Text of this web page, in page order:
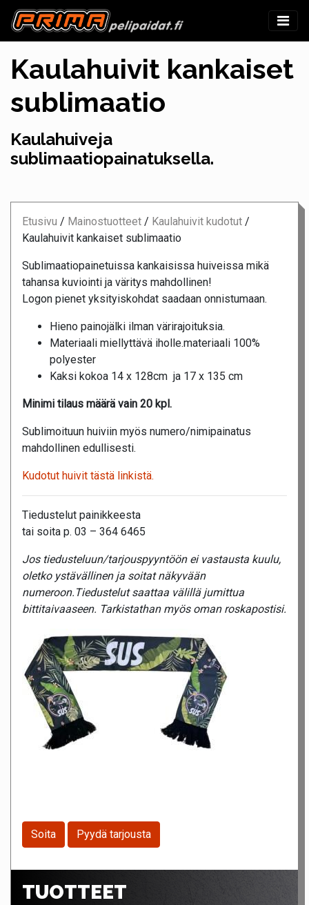
Kaulahuivit kankaiset
sublimaatio
Kaulahuiveja
sublimaatiopainatuksella.
Etusivu / Mainostuotteet / Kaulahuivit kudotut /
Kaulahuivit kankaiset sublimaatio
Sublimaatiopainetuissa kankaisissa huiveissa mikä
tahansa kuviointi ja väritys mahdollinen!
Logon pienet yksityiskohdat saadaan onnistumaan.
Hieno painojälki ilman värirajoituksia.
Materiaali miellyttävä iholle.materiaali 100%
polyester
Kaksi kokoa 14 x 128cm ja 17 x 135 cm
Minimi tilaus määrä vain 20 kpl.
Sublimoituun huiviin myös numero/nimipainatus
mahdollinen edullisesti.
Kudotut huivit tästä linkistä.
Tiedustelut painikkeesta
tai soita p. 03 – 364 6465
Jos tiedusteluun/tarjouspyyntöön ei vastausta kuulu,
oletko ystävällinen ja soitat näkyvään
numeroon.Tiedustelut saattaa välillä jumittua
bittitaivaaseen. Tarkistathan myös oman roskapostisi.
Soita Pyydä tarjousta
TUOTTEET